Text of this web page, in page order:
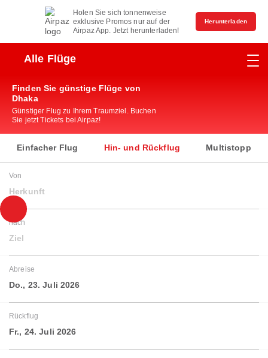
Holen Sie sich tonnenweise
exklusive Promos nur auf der
Airpaz App. Jetzt herunterladen!
Herunterladen
Alle Flüge
Finden Sie günstige Flüge von
Dhaka
Günstiger Flug zu Ihrem Traumziel. Buchen
Sie jetzt Tickets bei Airpaz!
Einfacher Flug Hin- und Rückflug Multistopp
Von
Herkunft
nach
Ziel
Abreise
Do., 23. Juli 2026
Rückflug
Fr., 24. Juli 2026